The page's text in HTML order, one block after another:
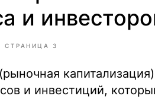
и
СТРАНИЦА 3
и инвестиций,